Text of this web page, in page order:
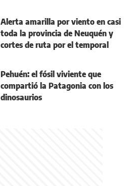
Alerta amarilla por viento en casi
toda la provincia de Neuquén y
cortes de ruta por el temporal
Pehuén: el fósil viviente que
compartió la Patagonia con los
dinosaurios